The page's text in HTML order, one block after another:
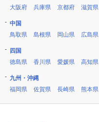
大阪府
兵庫県 京都府 滋賀県
中国
鳥取県
島根県 岡山県 広島県
四国
徳島県
香川県 愛媛県 高知県
九州・沖縄
福岡県
佐賀県 長崎県 熊本県